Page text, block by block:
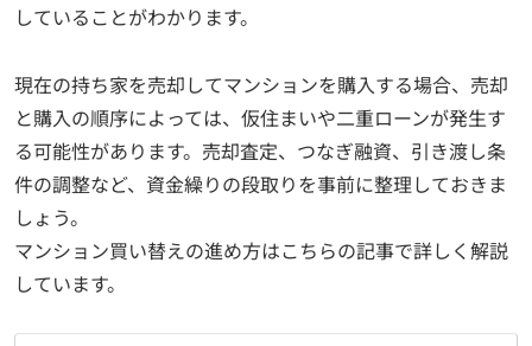
していることがわかります。
現在の持ち家を売却してマンションを購入する場合、売却
と購入の順序によっては、仮住まいや二重ローンが発生す
る可能性があります。売却査定、つなぎ融資、引き渡し条
件の調整など、資金繰りの段取りを事前に整理しておきま
しょう。
マンション買い替えの進め方はこちらの記事で詳しく解説
しています。